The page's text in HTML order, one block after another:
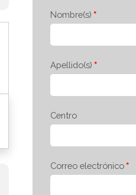
Nombre(s)
Apellido(s)
Centro
Correo electrónico